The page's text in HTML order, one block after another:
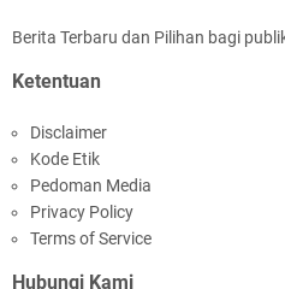
Abdullah Apresiasi Nalar
Raker Dengan
Berita Terbaru dan Pilihan bagi
Ketentuan
Disclaimer
Kode Etik
Pedoman Media
Privacy Policy
Terms of Service
Hubungi Kami